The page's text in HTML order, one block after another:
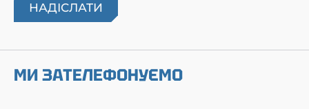
МИ ЗАТЕЛЕФОНУЄМО